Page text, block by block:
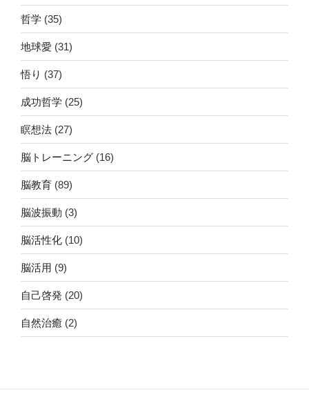
哲学 (35)
地球愛 (31)
悟り (37)
成功哲学 (25)
瞑想法 (27)
脳トレーニング (16)
脳教育 (89)
脳波振動 (3)
脳活性化 (10)
脳活用 (9)
自己啓発 (20)
自然治癒 (2)